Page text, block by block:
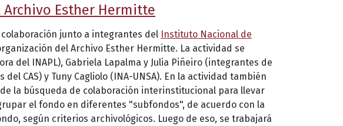
Archivo Esther Hermitte
junto a integrantes del Instituto Nacional de
del Archivo Esther Hermitte. La actividad se
del INAPL), Gabriela Lapalma y Julia Piñeiro (integrantes de
CAS) y Tuny Cagliolo (INA-UNSA). En la actividad también
la búsqueda de colaboración interinstitucional para llevar
el fondo en diferentes "subfondos", de acuerdo con la
según criterios archivológicos. Luego de eso, se trabajará